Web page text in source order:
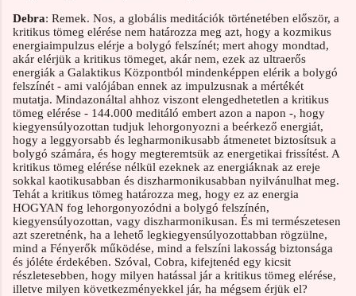
Debra: Remek. Nos, a globális meditációk történetében először, a
kritikus tömeg elérése nem határozza meg azt, hogy a kozmikus
energiaimpulzus elérje a bolygó felszínét; mert ahogy mondtad,
akár elérjük a kritikus tömeget, akár nem, ezek az ultraerős
energiák a Galaktikus Központból mindenképpen elérik a bolygó
felszínét - ami valójában ennek az impulzusnak a mértékét
mutatja. Mindazonáltal ahhoz viszont elengedhetetlen a kritikus
tömeg elérése - 144.000 meditáló embert azon a napon -, hogy
kiegyensúlyozottan tudjuk lehorgonyozni a beérkező energiát,
hogy a leggyorsabb és legharmonikusabb átmenetet biztosítsuk a
bolygó számára, és hogy megteremtsük az energetikai frissítést. A
kritikus tömeg elérése nélkül ezeknek az energiáknak az ereje
sokkal kaotikusabban és diszharmonikusabban nyilvánulhat meg.
Tehát a kritikus tömeg határozza meg, hogy ez az energia
HOGYAN fog lehorgonyozódni a bolygó felszínén,
kiegyensúlyozottan, vagy diszharmonikusan. És mi természetesen
azt szeretnénk, ha a lehető legkiegyensúlyozottabban rögzülne,
mind a Fényerők működése, mind a felszíni lakosság biztonsága
és jóléte érdekében. Szóval, Cobra, kifejtenéd egy kicsit
részletesebben, hogy milyen hatással jár a kritikus tömeg elérése,
illetve milyen következményekkel jár, ha mégsem érjük el?